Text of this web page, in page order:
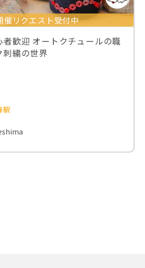
催リクエスト受付中
者歓迎 オートクチュールの職
刺繍の世界
駅